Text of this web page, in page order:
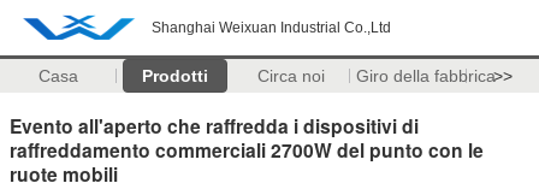
Shanghai Weixuan Industrial Co.,Ltd
Casa Prodotti Circa noi Giro della fabbrica>>
Evento all'aperto che raffredda i dispositivi di
raffreddamento commerciali 2700W del punto con le
ruote mobili